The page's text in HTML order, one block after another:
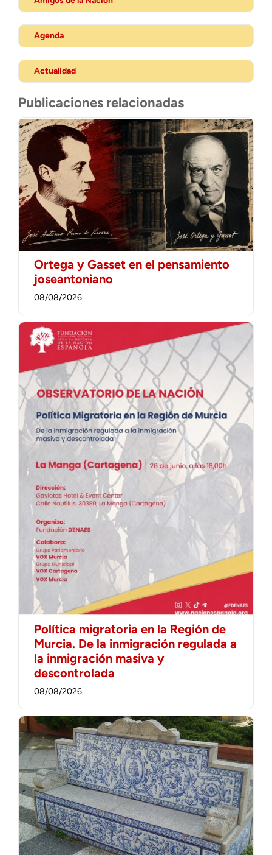
Agenda
Actualidad
Publicaciones relacionadas
Ortega y Gasset en el pensamiento
joseantoniano
08/08/2026
Política migratoria en la Región de
Murcia. De la inmigración regulada a
la inmigración masiva y
descontrolada
08/08/2026